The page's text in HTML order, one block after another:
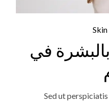
بالبشرة في
Sed ut